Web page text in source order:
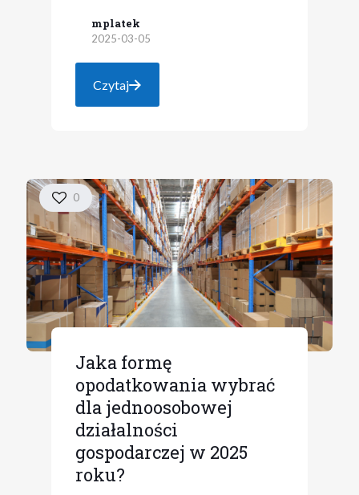
mplatek
2025-03-05
Czytaj
0
Jaka formę
opodatkowania wybrać
dla jednoosobowej
działalności
gospodarczej w 2025
roku?